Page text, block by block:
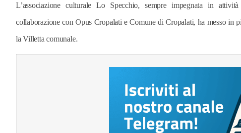
L’associazione culturale Lo Specchio, sempre impegnata in
collaborazione con Opus Cropalati e Comune di Cropalati, ha messo in
la Villetta comunale.